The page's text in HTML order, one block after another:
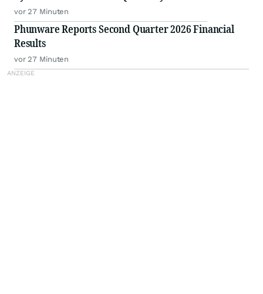
vor 27 Minuten
Phunware Reports Second Quarter 2026 Financial
Results
vor 27 Minuten